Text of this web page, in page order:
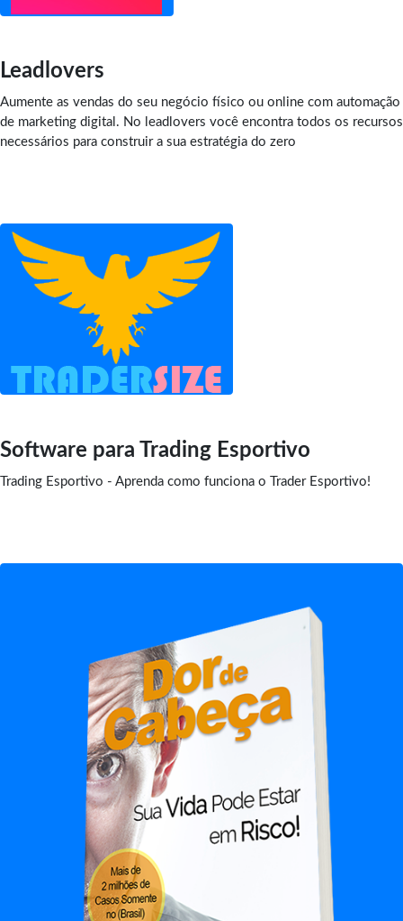
Leadlovers
Aumente as vendas do seu negócio físico ou online com automação
de marketing digital. No leadlovers você encontra todos os recursos
necessários para construir a sua estratégia do zero
Software para Trading Esportivo
Trading Esportivo - Aprenda como funciona o Trader Esportivo!